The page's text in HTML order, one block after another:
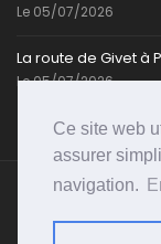
Ce site web
assurer
navigation.
Le 05/07/2026
La route de Givet à
Le 05/07/2026
Caroline-
totale est